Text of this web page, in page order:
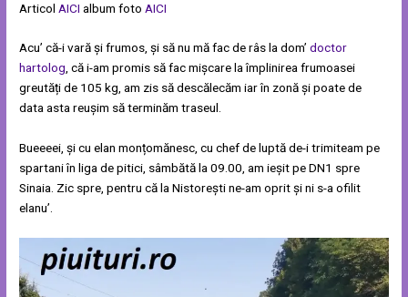
Articol AICI album foto AICI
Acu’ că-i vară și frumos, și să nu mă fac de râs la dom’doctor
hartolog, că i-am promis să fac mișcare la împlinirea frumoasei
greutăți de 105 kg, am zis să descălecăm iar în zonă și poate de
data asta reușim să terminăm traseul.
Bueeeei, și cu elan monțomănesc, cu chef de luptă de-i trimiteam pe
spartani în liga de pitici, sâmbătă la 09.00, am ieșit pe DN1 spre
Sinaia. Zic spre, pentru că la Nistorești ne-am oprit și ni s-a ofilit
elanu’.